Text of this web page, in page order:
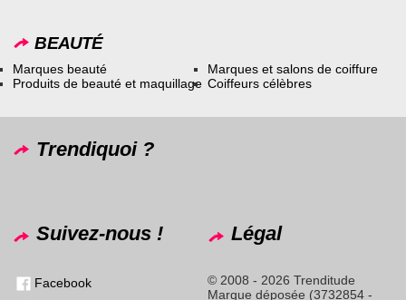
BEAUTÉ
Marques beauté
Produits de beauté et maquillage
Marques et salons de coiffure
Coiffeurs célèbres
Trendiquoi ?
Suivez-nous !
Facebook
Légal
© 2008 - 2026 Trenditude
Marque déposée (3732854 -